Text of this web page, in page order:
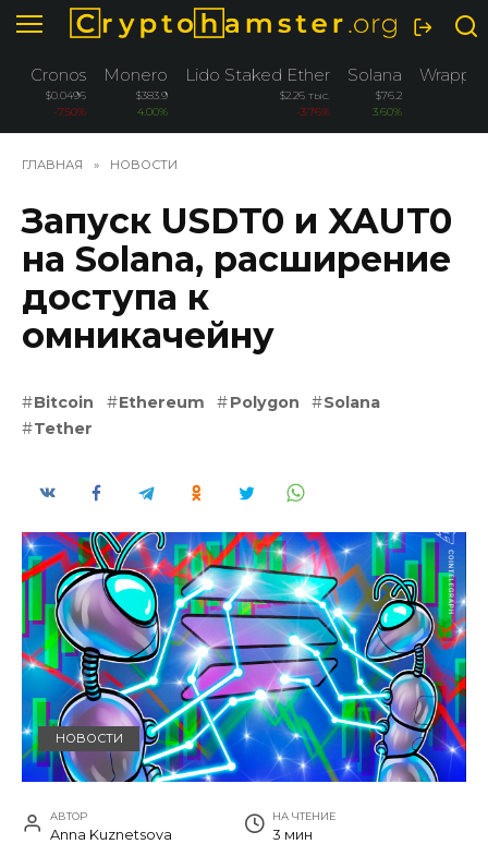
Перейти
содержанию
Cronos
$0.0496
-7.50%
Monero
$383.9
4.00%
Lido Staked Ether
$2.26 тыс.
-3.76%
Solana
$76.2
3.60%
ГЛАВНАЯ » НОВОСТИ
Запуск USDT0 и XAUT0
на Solana, расширение
доступа к
омникачейну
Bitcoin Ethereum Polygon
Solana
Tether
НОВОСТИ
АВТОР
Anna Kuznetsova
НА ЧТЕНИЕ
3 мин